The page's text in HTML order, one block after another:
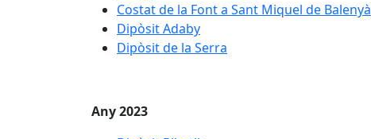
Costat de la Font a Sant Miquel de Balenyà
Dipòsit Adaby
Dipòsit de la Serra
Any 2023